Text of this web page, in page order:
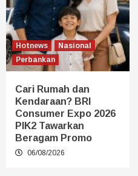
Hotnews
Nasional
Perbankan
Cari Rumah dan
Kendaraan? BRI
Consumer Expo 2026
PIK2 Tawarkan
Beragam Promo
06/08/2026